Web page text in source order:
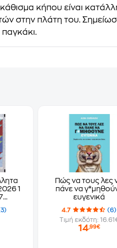
κήπου είναι
στην πλάτη του.
1
Πώς να τους λες
πάνε να
ευγενικά
4.7
(6)
Τιμή εκδότη:
14,99€